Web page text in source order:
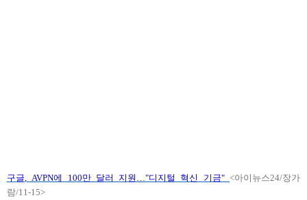
구글, AVPN에 100만 달러 지원…"디지털 혁신 기금" <아이뉴스24/장가
람/11-15>